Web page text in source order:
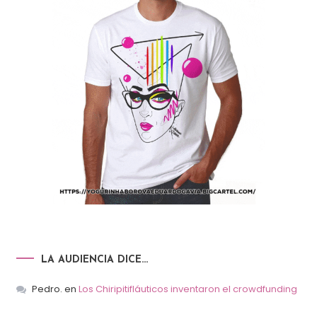
LA AUDIENCIA DICE…
Pedro. en Los Chiripitifláuticos inventaron el crowdfunding